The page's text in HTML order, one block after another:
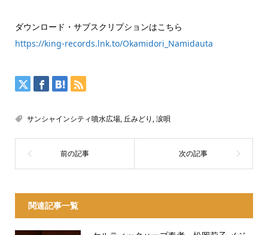
ダウンロード・サブスクリプションはこちら
https://king-records.lnk.to/Okamidori_Namidauta
サンシャインシティ噴水広場, 丘みどり ,涙唄
関連記事一覧